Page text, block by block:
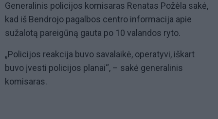
Generalinis policijos komisaras Renatas Požėla sakė,
kad iš Bendrojo pagalbos centro informacija apie
sužalotą pareigūną gauta po 10 valandos ryto.
„Policijos reakcija buvo savalaikė, operatyvi, iškart
buvo įvesti policijos planai“, – sakė generalinis
komisaras.